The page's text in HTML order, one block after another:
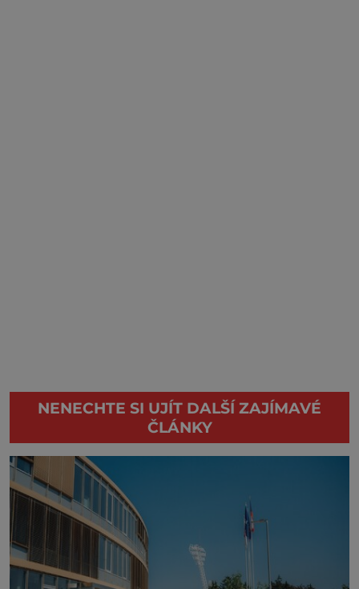
NENECHTE SI UJÍT DALŠÍ ZAJÍMAVÉ
ČLÁNKY